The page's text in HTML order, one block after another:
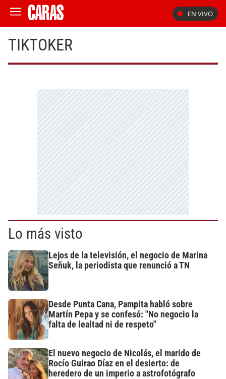
EN VIVO
TIKTOKER
Lo más visto
Lejos de la televisión, el negocio de Marina
Señuk, la periodista que renunció a TN
Desde Punta Cana, Pampita habló sobre
Martín Pepa y se confesó: "No negocio la
falta de lealtad ni de respeto"
El nuevo negocio de Nicolás, el marido de
Rocío Guirao Díaz en el desierto: de
heredero de un imperio a astrofotógrafo